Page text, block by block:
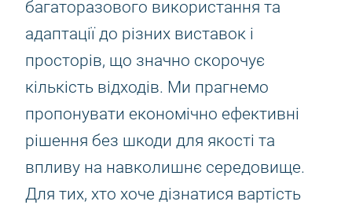
багаторазового використання та
адаптації до різних виставок і
просторів, що значно скорочує
кількість відходів. Ми прагнемо
пропонувати економічно ефективні
рішення без шкоди для якості та
впливу на навколишнє середовище.
Для тих, хто хоче дізнатися вартість